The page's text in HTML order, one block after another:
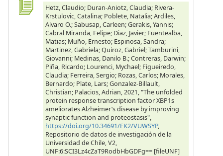
Hetz, Claudio; Duran-Aniotz, Claudia; Rivera-
Krstulovic, Catalina; Poblete, Natalia; Ardiles,
Alvaro O.; Sabusap, Carleen; Gerakis, Yannis;
Cabral Miranda, Felipe; Diaz, Javier; Fuentealba,
Matias; Muño, Ernesto; Espinosa, Sandra;
Martinez, Gabriela; Quiroz, Gabriel; Tamburini,
Giovanni; Medinas, Danilo B.; Contreras, Darwin;
Piña, Ricardo; Lourenci, Mychael; Figueiredo,
Claudia; Ferreira, Sergio; Rozas, Carlos; Morales,
Bernardo; Plate, Lars; Gonzalez-Billault,
Christian; Palacios, Adrian, 2021, "The unfolded
protein response transcription factor XBP1s
ameliorates Alzheimer’s disease by improving
synaptic function and proteostasis",
https://doi.org/10.34691/FK2/VUWSYP,
Repositorio de datos de investigación de la
Universidad de Chile, V2,
UNF:6:SCI3Lz4cZaT9RodbHbGDFg== [fileUNF]